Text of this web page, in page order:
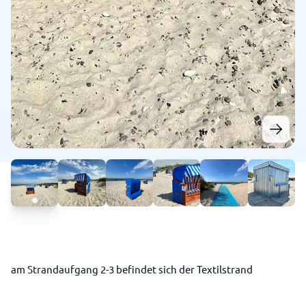
am Strandaufgang 2-3 befindet sich der Textilstrand